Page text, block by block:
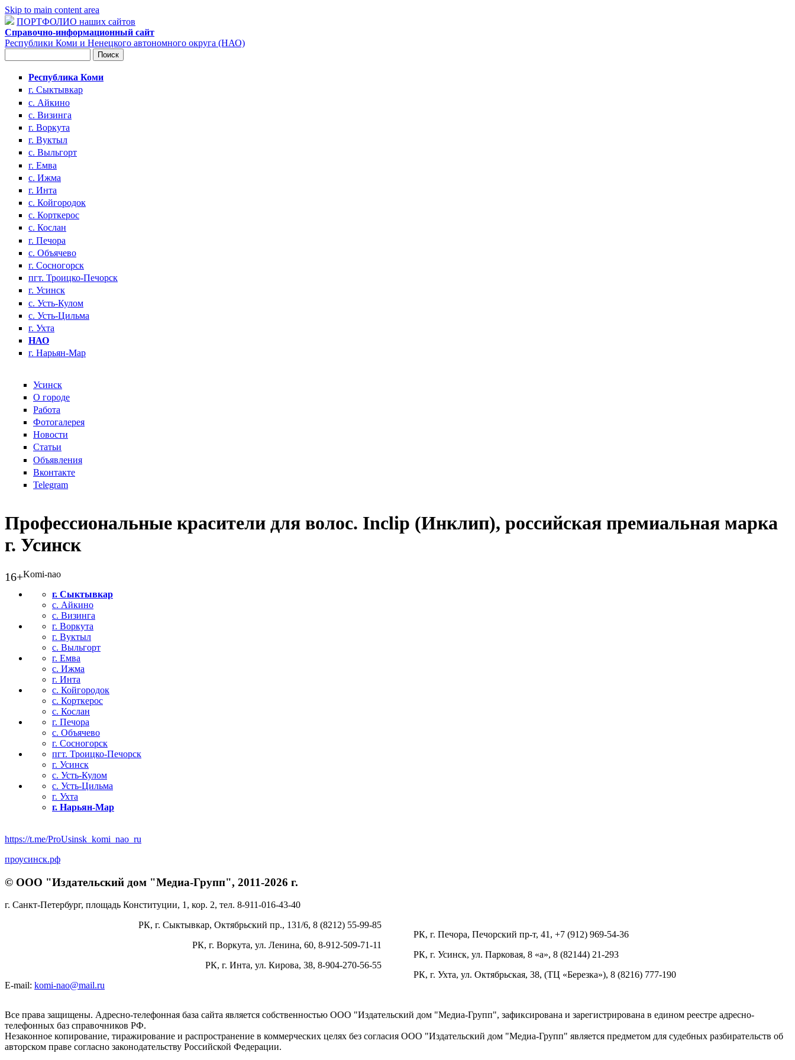
Skip to main content area
ПОРТФОЛИО наших сайтов
Справочно-информационный сайт
Республики Коми и Ненецкого автономного округа (НАО)
Республика Коми
г. Сыктывкар
с. Айкино
с. Визинга
г. Воркута
г. Вуктыл
с. Выльгорт
г. Емва
с. Ижма
г. Инта
с. Койгородок
с. Корткерос
с. Кослан
г. Печора
с. Объячево
г. Сосногорск
пгт. Троицко-Печорск
г. Усинск
с. Усть-Кулом
с. Усть-Цильма
г. Ухта
НАО
г. Нарьян-Мар
Усинск
О городе
Работа
Фотогалерея
Новости
Статьи
Объявления
Вконтакте
Telegram
Профессиональные красители для волос. Inclip (Инклип), российская премиальная марка
г. Усинск
16+Komi-nao
г. Сыктывкар
с. Айкино
с. Визинга
г. Воркута
г. Вуктыл
с. Выльгорт
г. Емва
с. Ижма
г. Инта
с. Койгородок
с. Корткерос
с. Кослан
г. Печора
с. Объячево
г. Сосногорск
пгт. Троицко-Печорск
г. Усинск
с. Усть-Кулом
с. Усть-Цильма
г. Ухта
г. Нарьян-Мар
https://t.me/ProUsinsk_komi_nao_ru
проусинск.рф
© ООО "Издательский дом "Медиа-Групп", 2011-2026 г.
г. Санкт-Петербург, площадь Конституции, 1, кор. 2, тел. 8-911-016-43-40
РК, г. Печора, Печорский пр-т, 41, +7 (912) 969-54-36
РК, г. Усинск, ул. Парковая, 8 «а», 8 (82144) 21-293
РК, г. Ухта, ул. Октябрьская, 38, (ТЦ «Березка»), 8 (8216) 777-190
РК, г. Сыктывкар, Октябрьский пр., 131/6, 8 (8212) 55-99-85
РК, г. Воркута, ул. Ленина, 60, 8-912-509-71-11
РК, г. Инта, ул. Кирова, 38, 8-904-270-56-55
E-mail: komi-nao@mail.ru
Все права защищены. Адресно-телефонная база сайта является собственностью ООО "Издательский дом "Медиа-Групп", зафиксирована и зарегистрирована в едином реестре адресно-
телефонных баз справочников РФ.
Незаконное копирование, тиражирование и распространение в коммерческих целях без согласия ООО "Издательский дом "Медиа-Групп" является предметом для судебных разбирательств об
авторском праве согласно законодательству Российской Федерации.